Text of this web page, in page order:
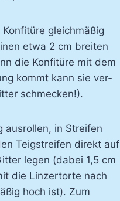
gleich­mä­ßig
et­wa 2 cm brei­ten
die Kon­fi­tü­re mit dem
kommt kann sie ver­
schme­cken!).
aus­rol­len, in Strei­fen
Teig­strei­fen di­rekt auf
le­gen (da­bei 1,5 cm
die Lin­zer­tor­te nach
hoch ist). Zum